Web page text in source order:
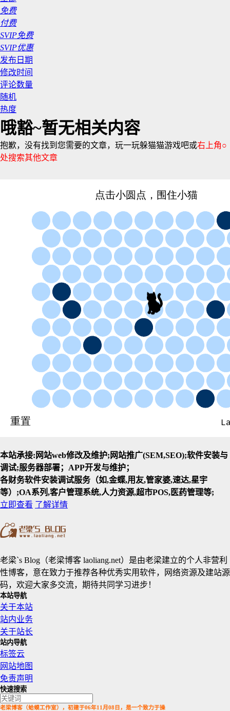
免费
付费
SVIP免费
SVIP优惠
发布日期
修改时间
评论数量
随机
热度
哦豁~暂无相关内容
抱歉，没有找到您需要的文章，玩一玩躲猫猫游戏吧或右上角○
处搜索其他文章
本站承接:网站web修改及维护;网站推广(SEM,SEO);软件安装与
调试;服务器部署；APP开发与维护；
各财务软件安装调试服务（如,金蝶,用友,管家婆,速达,星宇
等）;OA系列,客户管理系统,人力资源,超市POS,医药管理等;
立即查看 了解详情
老梁`s Blog（老梁博客 laoliang.net）是由老梁建立的个人非营利
性博客，意在致力于推荐各种优秀实用软件，网络资源及建站源
码，欢迎大家多交流，期待共同学习进步！
本站导航
关于本站
站内业务
关于站长
站内导航
标签云
网站地图
免责声明
快速搜索
老梁博客（蛤蟆工作室），初建于06年11月08日，是一个致力于操